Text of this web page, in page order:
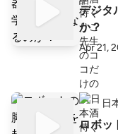
デジタ
か？
Apr 21,
日
ロボッ